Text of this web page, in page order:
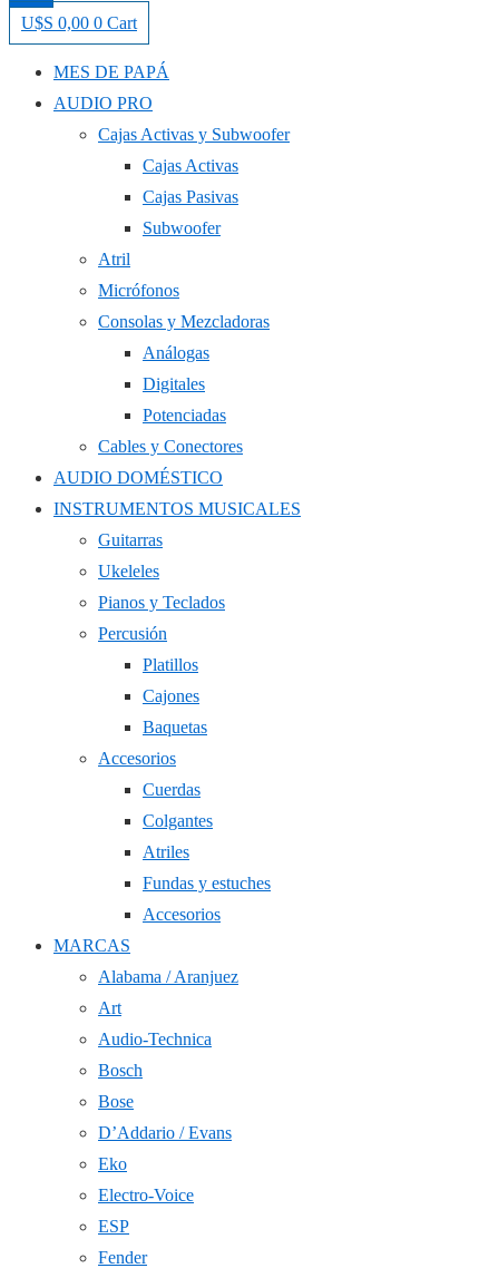
U$S 0,00 0 Cart
MES DE PAPÁ
AUDIO PRO
Cajas Activas y Subwoofer
Cajas Activas
Cajas Pasivas
Subwoofer
Atril
Micrófonos
Consolas y Mezcladoras
Análogas
Digitales
Potenciadas
Cables y Conectores
AUDIO DOMÉSTICO
INSTRUMENTOS MUSICALES
Guitarras
Ukeleles
Pianos y Teclados
Percusión
Platillos
Cajones
Baquetas
Accesorios
Cuerdas
Colgantes
Atriles
Fundas y estuches
Accesorios
MARCAS
Alabama / Aranjuez
Art
Audio-Technica
Bosch
Bose
D’Addario / Evans
Eko
Electro-Voice
ESP
Fender